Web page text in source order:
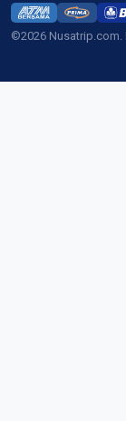
©2026 Nusatrip.com.